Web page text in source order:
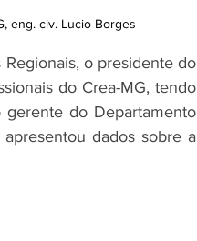
eng. civ. Lucio Borges
o presidente do
do Crea-MG, tendo
gerente do Departamento
dados sobre a